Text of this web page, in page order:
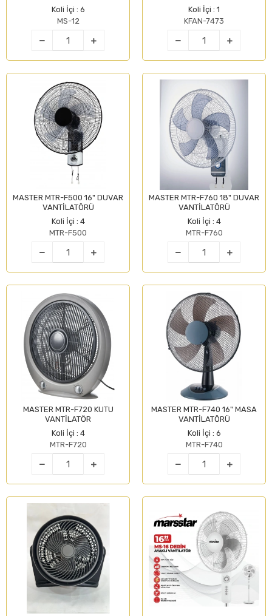
Koli İçi : 6
MS-12
Koli İçi : 1
KFAN-7473
MASTER MTR-F500 16" DUVAR
VANTİLATÖRÜ
Koli İçi : 4
MTR-F500
MASTER MTR-F760 18" DUVAR
VANTİLATÖRÜ
Koli İçi : 4
MTR-F760
MASTER MTR-F720 KUTU
VANTİLATÖR
Koli İçi : 4
MTR-F720
MASTER MTR-F740 16" MASA
VANTİLATÖRÜ
Koli İçi : 6
MTR-F740